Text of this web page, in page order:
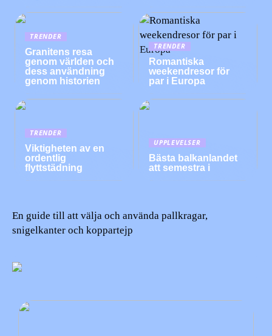
TRENDER
Granitens resa
genom världen och
dess användning
genom historien
TRENDER
Romantiska
weekendresor för
par i Europa
TRENDER
Viktigheten av en
ordentlig
flyttstädning
UPPLEVELSER
Bästa balkanlandet
att semestra i
En guide till att välja och använda pallkragar,
snigelkanter och koppartejp